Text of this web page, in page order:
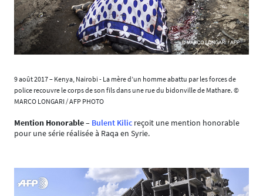
9 août 2017 – Kenya, Nairobi - La mère d’un homme abattu par les forces de
police recouvre le corps de son fils dans une rue du bidonville de Mathare. ©
MARCO LONGARI / AFP PHOTO
Mention Honorable– Bulent Kilic reçoit une mention honorable
pour une série réalisée à Raqa en Syrie.